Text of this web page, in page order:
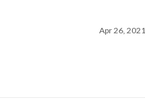
Apr 26, 2021